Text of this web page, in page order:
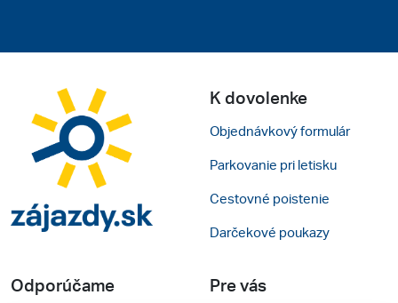
K dovolenke
Objednávkový formulár
Parkovanie pri letisku
Cestovné poistenie
Darčekové poukazy
Odporúčame Pre vás